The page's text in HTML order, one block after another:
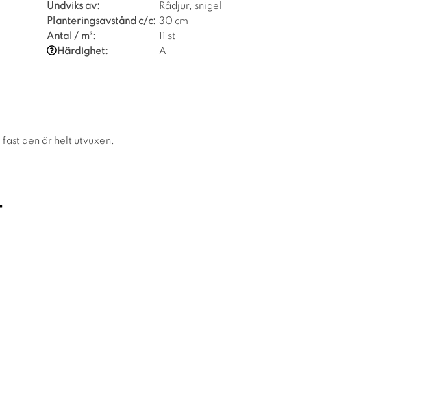
Undviks av:
Rådjur, snigel
Planteringsavstånd c/c: 30 cm
Antal / m²:
11 st
Härdighet:
A
den är helt utvuxen.